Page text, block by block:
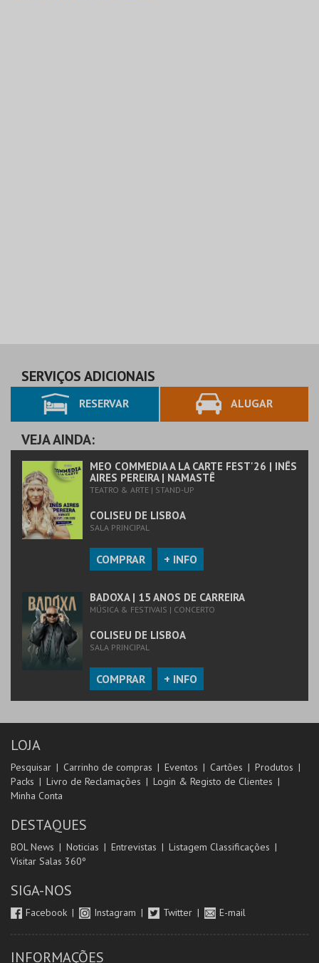
SERVIÇOS ADICIONAIS
RESERVAR ALUGAR
VEJA AINDA:
MEO COMMEDIA A LA CARTE FEST'26 | INÊS
AIRES PEREIRA | NAMASTÊ
TEATRO & ARTE | STAND-UP
COLISEU DE LISBOA
SALA PRINCIPAL
COMPRAR + INFO
BADOXA | 15 ANOS DE CARREIRA
MÚSICA & FESTIVAIS | CONCERTO
COLISEU DE LISBOA
SALA PRINCIPAL
COMPRAR + INFO
LOJA
Pesquisar Carrinho de compras Eventos Cartões
Produtos
Packs
Livro de Reclamações
Login & Registo de Clientes
Minha Conta
DESTAQUES
BOL News Noticias Entrevistas
Listagem Classificações
Visitar Salas 360º
SIGA-NOS
Facebook Instagram Twitter E-mail
INFORMAÇÕES